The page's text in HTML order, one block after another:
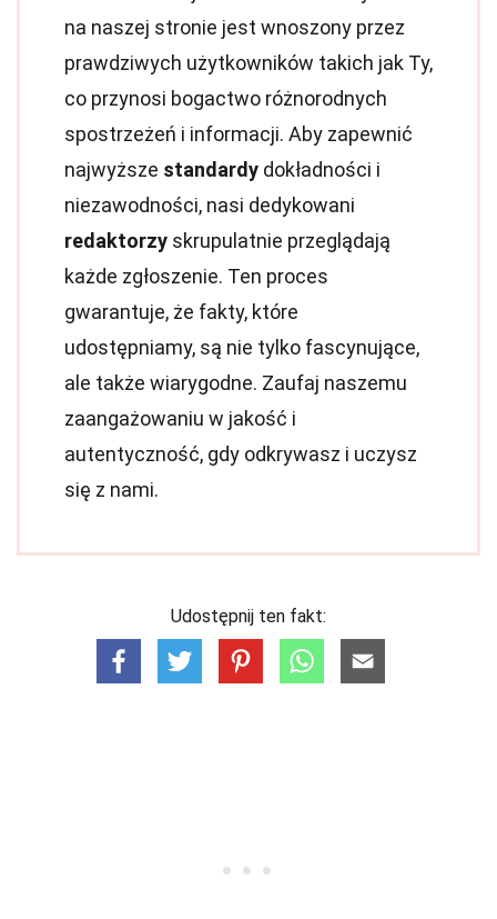
na naszej stronie jest wnoszony przez
prawdziwych użytkowników takich jak Ty,
co przynosi bogactwo różnorodnych
spostrzeżeń i informacji. Aby zapewnić
najwyższe standardy dokładności i
niezawodności, nasi dedykowani
redaktorzy skrupulatnie przeglądają
każde zgłoszenie. Ten proces
gwarantuje, że fakty, które
udostępniamy, są nie tylko fascynujące,
ale także wiarygodne. Zaufaj naszemu
zaangażowaniu w jakość i
autentyczność, gdy odkrywasz i uczysz
się z nami.
Udostępnij ten fakt: